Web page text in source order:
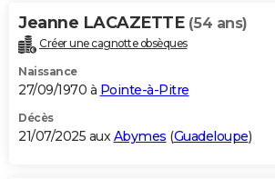
Jeanne LACAZETTE (54 ans)
Créer une cagnotte obsèques
Naissance
27/09/1970 à Pointe-à-Pitre
Décès
21/07/2025 aux Abymes (Guadeloupe)